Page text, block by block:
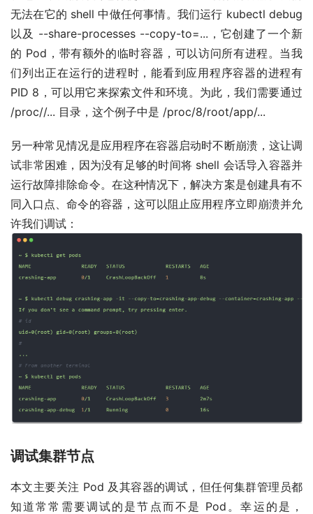
无法在它的 shell 中做任何事情。我们运行 kubectl debug
以及 --share-processes --copy-to=...，它创建了一个新
的 Pod，带有额外的临时容器，可以访问所有进程。当我
们列出正在运行的进程时，能看到应用程序容器的进程有
PID 8，可以用它来探索文件和环境。为此，我们需要通过
/proc//... 目录，这个例子中是 /proc/8/root/app/...
另一种常见情况是应用程序在容器启动时不断崩溃，这让调
试非常困难，因为没有足够的时间将 shell 会话导入容器并
运行故障排除命令。在这种情况下，解决方案是创建具有不
同入口点、命令的容器，这可以阻止应用程序立即崩溃并允
许我们调试：
调试集群节点
本文主要关注 Pod 及其容器的调试，但任何集群管理员都
知道常常需要调试的是节点而不是 Pod。幸运的是，